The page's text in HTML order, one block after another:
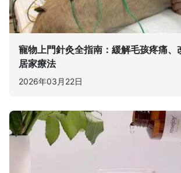
寵物上門針灸全指南：緩解毛孩疼痛、
居家療法
2026年03月22日